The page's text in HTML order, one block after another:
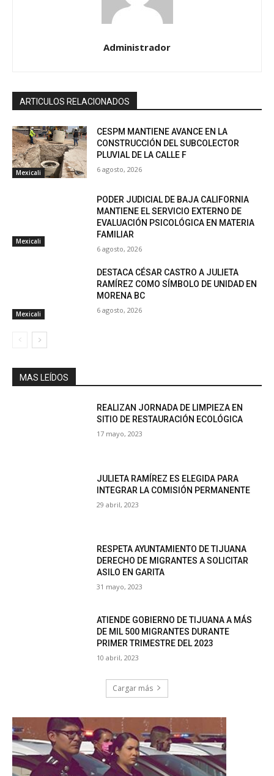
Administrador
ARTICULOS RELACIONADOS
Mexicali
CESPM MANTIENE AVANCE EN LA
CONSTRUCCIÓN DEL SUBCOLECTOR
PLUVIAL DE LA CALLE F
6 agosto, 2026
Mexicali
PODER JUDICIAL DE BAJA CALIFORNIA
MANTIENE EL SERVICIO EXTERNO DE
EVALUACIÓN PSICOLÓGICA EN MATERIA
FAMILIAR
6 agosto, 2026
Mexicali
DESTACA CÉSAR CASTRO A JULIETA
RAMÍREZ COMO SÍMBOLO DE UNIDAD EN
MORENA BC
6 agosto, 2026
MAS LEÍDOS
REALIZAN JORNADA DE LIMPIEZA EN
SITIO DE RESTAURACIÓN ECOLÓGICA
17 mayo, 2023
JULIETA RAMÍREZ ES ELEGIDA PARA
INTEGRAR LA COMISIÓN PERMANENTE
29 abril, 2023
RESPETA AYUNTAMIENTO DE TIJUANA
DERECHO DE MIGRANTES A SOLICITAR
ASILO EN GARITA
31 mayo, 2023
ATIENDE GOBIERNO DE TIJUANA A MÁS
DE MIL 500 MIGRANTES DURANTE
PRIMER TRIMESTRE DEL 2023
10 abril, 2023
Cargar más